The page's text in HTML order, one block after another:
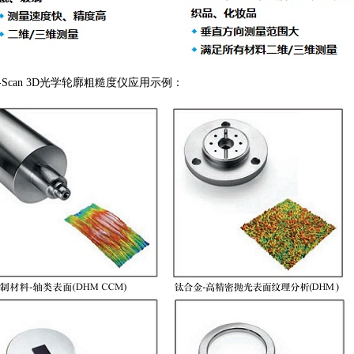
3D光学轮廓粗糙度仪应用示例：